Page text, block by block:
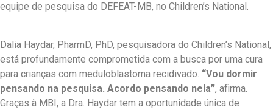
equipe de pesquisa do DEFEAT-MB, no Children’s National.
Dalia Haydar, PharmD, PhD, pesquisadora do Children’s National,
está profundamente comprometida com a busca por uma cura
para crianças com meduloblastoma recidivado. “Vou dormir
pensando na pesquisa. Acordo pensando nela”, afirma.
Graças à MBI, a Dra. Haydar tem a oportunidade única de